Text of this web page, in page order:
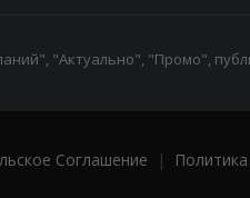
"Актуально", "Промо",
Соглашение |